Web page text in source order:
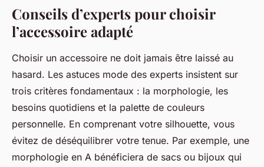
Conseils d’experts pour choisir
l’accessoire adapté
Choisir un accessoire ne doit jamais être laissé au
hasard. Les astuces mode des experts insistent sur
trois critères fondamentaux : la morphologie, les
besoins quotidiens et la palette de couleurs
personnelle. En comprenant votre silhouette, vous
évitez de déséquilibrer votre tenue. Par exemple, une
morphologie en A bénéficiera de sacs ou bijoux qui